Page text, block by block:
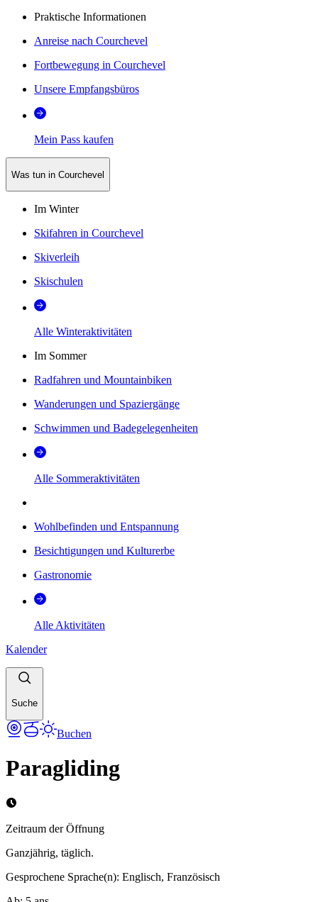
Praktische Informationen
Anreise nach Courchevel
Fortbewegung in Courchevel
Unsere Empfangsbüros
Mein Pass kaufen
Was tun in Courchevel
Im Winter
Skifahren in Courchevel
Skiverleih
Skischulen
Alle Winteraktivitäten
Im Sommer
Radfahren und Mountainbiken
Wanderungen und Spaziergänge
Schwimmen und Badegelegenheiten
Alle Sommeraktivitäten
Wohlbefinden und Entspannung
Besichtigungen und Kulturerbe
Gastronomie
Alle Aktivitäten
Kalender
Suche
Buchen
Paragliding
Zeitraum der Öffnung
Ganzjährig, täglich.
Gesprochene Sprache(n): Englisch, Französisch